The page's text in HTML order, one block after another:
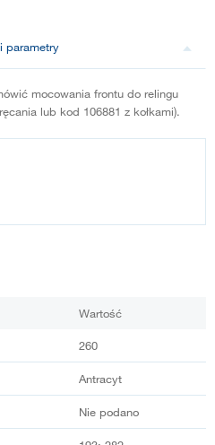
parametry
mocowania frontu do relingu
lub kod 106881 z kołkami).
Wartość
260
Antracyt
Nie podano